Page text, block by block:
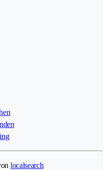
localsearch